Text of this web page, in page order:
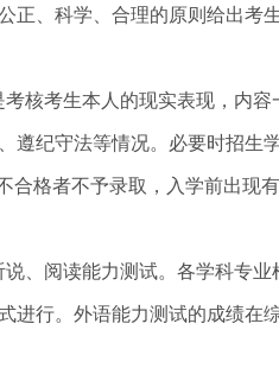
正、科学、合理的原则给出考
核考生本人的现实表现，内容
遵纪守法等情况。必要时招生
合格者不予录取，入学前出现
、阅读能力测试。各学科专业
进行。 外语能力测试的成绩在